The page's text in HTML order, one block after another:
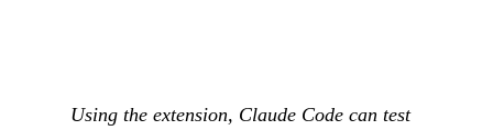
Using the extension, Claude Code can test